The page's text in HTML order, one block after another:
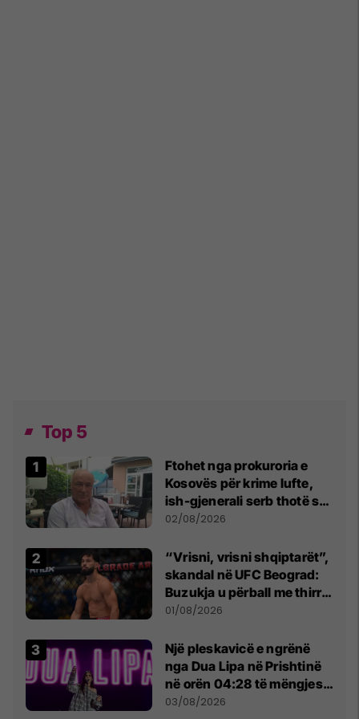
Top 5
Ftohet nga prokuroria e
Kosovës për krime lufte,
ish-gjenerali serb thotë se
dikush e tradhtoi në
02/08/2026
“Vrisni, vrisni shqiptarët”,
skandal në UFC Beograd:
Buzukja u përball me thirrje
anti-shqiptare nga
01/08/2026
Një pleskavicë e ngrënë
nga Dua Lipa në Prishtinë
në orën 04:28 të mëngjesit
- dhe bota digjitale serbe
03/08/2026